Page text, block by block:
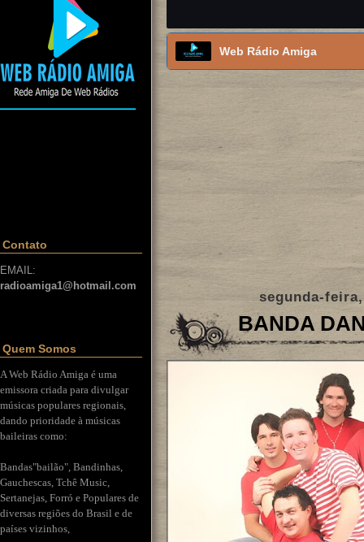
Contato
EMAIL:
radioamiga1@hotmail.com
Quem Somos
A Web Rádio Amiga é uma
emissora criada para divulgar
músicas populares regionais,
dando prioridade à músicas
baileiras como:
Bandas"bailão", Bandinhas,
Gauchescas, Tchê Music,
Sertanejas, Forró e Populares de
diversas regiões do Brasil e de
países vizinhos,
Web Rádio Amiga
segunda-
BANDA